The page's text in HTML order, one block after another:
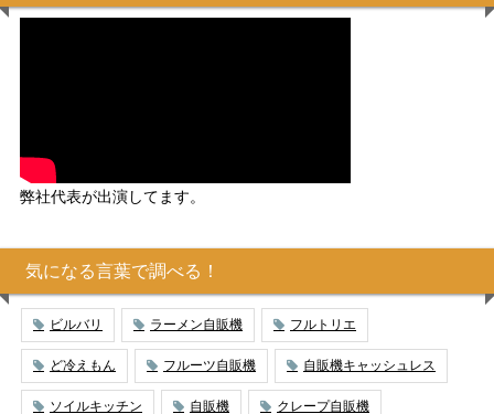
弊社代表が出演してます。
気になる言葉で調べる！
ビルバリ ラーメン自販機 フルトリエ
ど冷えもん フルーツ自販機 自販機キャッシュレス
ソイルキッチン 自販機 クレープ自販機